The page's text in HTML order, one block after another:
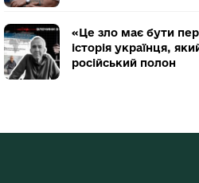
«Це зло має бути
історія українця,
російський полон